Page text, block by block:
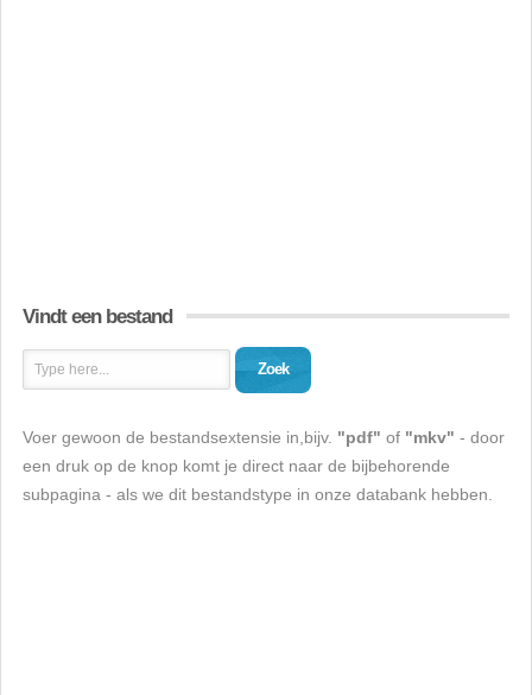
Vindt een bestand
Zoek
Voer gewoon de bestandsextensie in,bijv. "pdf" of "mkv" - door
een druk op de knop komt je direct naar de bijbehorende
subpagina - als we dit bestandstype in onze databank hebben.